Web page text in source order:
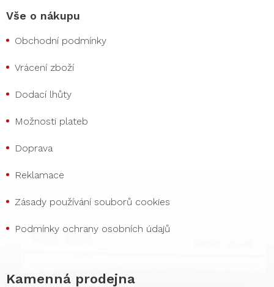
Vše o nákupu
Obchodní podmínky
Vrácení zboží
Dodací lhůty
Možnosti plateb
Doprava
Reklamace
Zásady používání souborů cookies
Podmínky ochrany osobních údajů
Kamenná prodejna